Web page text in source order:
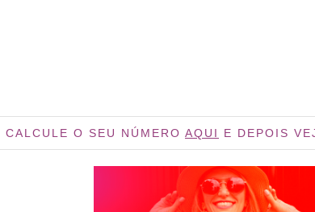
CALCULE O SEU NÚMERO AQUI E DEPOIS